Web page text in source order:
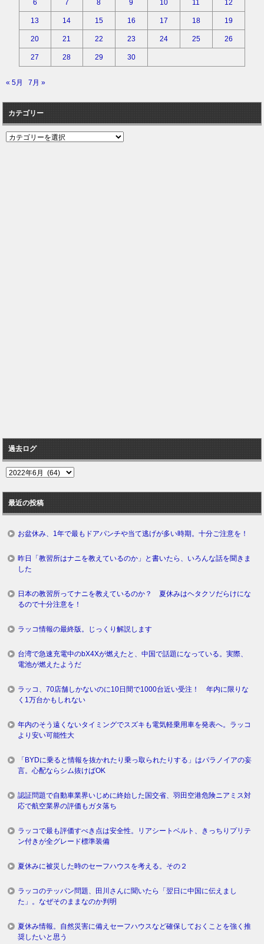
6 7 8 9 10 11 12
13 14 15 16 17 18 19
20 21 22 23 24 25 26
27 28 29 30
« 5月 7月 »
カテゴリー
カ
過去ログ
過
ロ
グ
最近の投稿
お盆休み、1年で最もドアパンチや当て逃げが多い時期。十分ご注意を！
昨日「教習所はナニを教えているのか」と書いたら、いろんな話を聞きま
した
日本の教習所ってナニを教えているのか？ 夏休みはヘタクソだらけにな
るので十分注意を！
ラッコ情報の最終版。じっくり解説します
台湾で急速充電中のbX4Xが燃えたと、中国で話題になっている。実際、
電池が燃えたようだ
ラッコ、70店舗しかないのに10日間で1000台近い受注！ 年内に限りな
く1万台かもしれない
年内のそう遠くないタイミングでスズキも電気軽乗用車を発表へ。ラッコ
より安い可能性大
「BYDに乗ると情報を抜かれたり乗っ取られたりする」はパラノイアの妄
言。心配ならシム抜けばOK
認証問題で自動車業界いじめに終始した国交省、羽田空港危険ニアミス対
応で航空業界の評価もガタ落ち
ラッコで最も評価すべき点は安全性。リアシートベルト、きっちりプリテ
ン付きが全グレード標準装備
夏休みに被災した時のセーフハウスを考える。その２
ラッコのテッパン問題、田川さんに聞いたら「翌日に中国に伝えまし
た」。なぜそのままなのか判明
夏休み情報。自然災害に備えセーフハウスなど確保しておくことを強く推
奨したいと思う